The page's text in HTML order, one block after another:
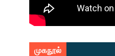
முகநூல்